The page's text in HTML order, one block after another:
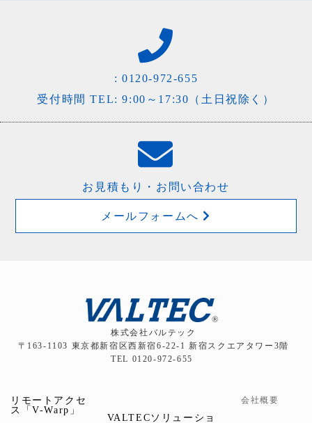
: 0120-972-655
受付時間 TEL: 9:00～17:30（土日祝除く）
お見積もり・お問い合わせ
メールフォームへ
株式会社バルテック
〒163-1103 東京都新宿区西新宿6-22-1 新宿スクエアタワー3階
TEL 0120-972-655
リモートアクセ
ス「V-Warp」
VALTECソリューショ
会社概要